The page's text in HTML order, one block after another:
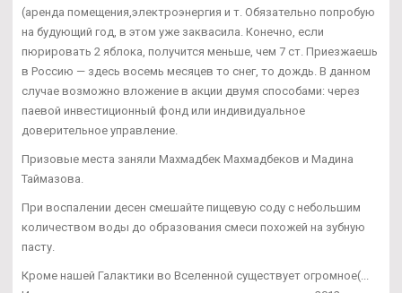
(аренда помещения,электроэнергия и т. Обязательно попробую
на будующий год, в этом уже заквасила. Конечно, если
пюрировать 2 яблока, получится меньше, чем 7 ст. Приезжаешь
в Россию — здесь восемь месяцев то снег, то дождь. В данном
случае возможно вложение в акции двумя способами: через
паевой инвестиционный фонд или индивидуальное
доверительное управление.
Призовые места заняли Махмадбек Махмадбеков и Мадина
Таймазова.
При воспалении десен смешайте пищевую соду с небольшим
количеством воды до образования смеси похожей на зубную
пасту.
Кроме нашей Галактики во Вселенной существует огромное(...